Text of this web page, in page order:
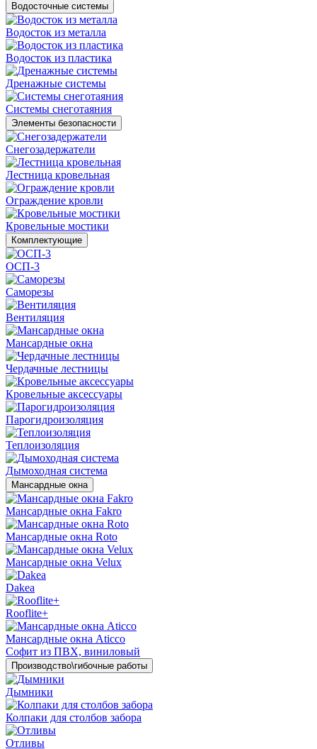
Водосточные системы
Водосток из металла
Водосток из пластика
Дренажные системы
Системы снеготаяния
Элементы безопасности
Снегозадержатели
Лестница кровельная
Ограждение кровли
Кровельные мостики
Комплектующие
ОСП-3
Саморезы
Вентиляция
Мансардные окна
Чердачные лестницы
Кровельные аксессуары
Парогидроизоляция
Теплоизоляция
Дымоходная система
Мансардные окна
Мансардные окна Fakro
Мансардные окна Roto
Мансардные окна Velux
Dakea
Rooflite+
Мансардные окна Aticco
Софит из ПВХ, виниловый
Производство\гибочные работы
Дымники
Колпаки для столбов забора
Отливы